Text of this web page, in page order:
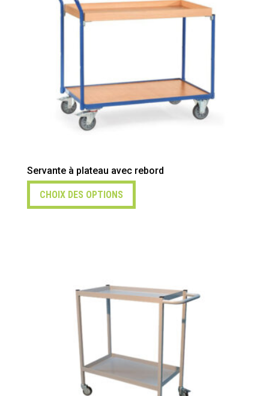
Servante à plateau avec rebord
CHOIX DES OPTIONS